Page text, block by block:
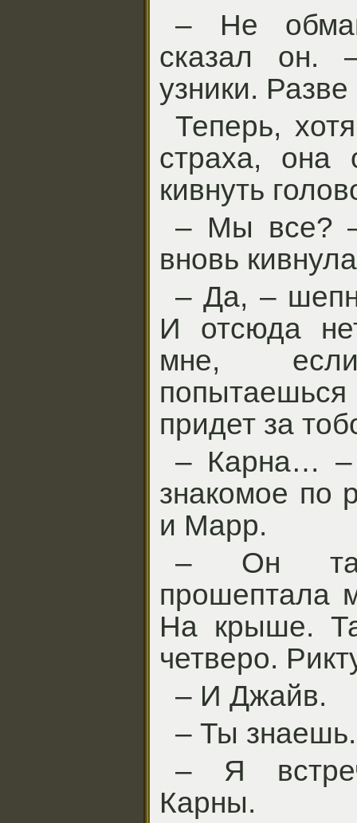
– Не
сказал он.
узники. Разве
Теперь,
страха, она
кивнуть
– Мы все?
вновь
– Да, –
И отсюда
мне,
придет за
– Карна… –
знакомое по
и Марр.
– Он
прошептала
На крыше.
четверо.
– И Джайв.
– Ты знаешь.
– Я
Карны.